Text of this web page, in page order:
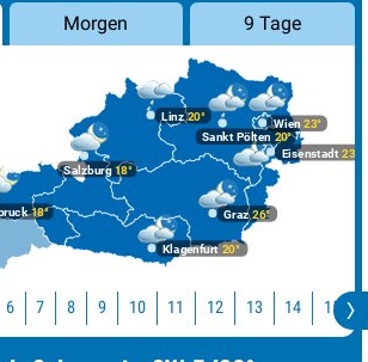
Morgen 9 Tage
Graz26°
18°
Klagenfurt 20°
Linz20°
Salzburg18°
Wien 23°
Eisenstadt 23°
Sankt Pölten 20°
6 7 8 9 10 11 12 13 14 15